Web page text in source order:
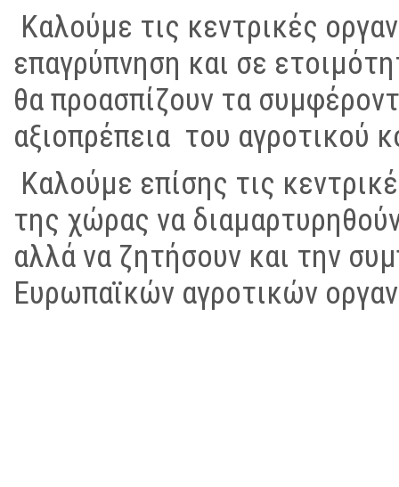
Καλούμε τις κεντρικές
επαγρύπνηση και σε
θα προασπίζουν τα
αξιοπρέπεια του αγροτικού
Καλούμε επίσης τις
της χώρας να
αλλά να ζητήσουν και την
Ευρωπαϊκών αγροτικών